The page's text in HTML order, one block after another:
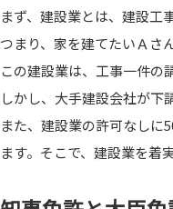
まず、建設業とは、建設工
つまり、家を建てたいＡ
この建設業は、工事一件の
しかし、大手建設会社が下
また、建設業の許可なしに
ます。そこで、建設業を着